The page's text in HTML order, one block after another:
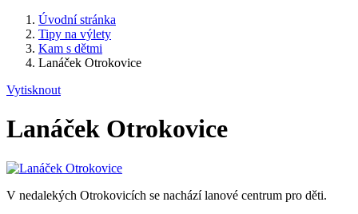
Úvodní stránka
Tipy na výlety
Kam s dětmi
Lanáček Otrokovice
Vytisknout
Lanáček Otrokovice
V nedalekých Otrokovicích se nachází lanové centrum pro děti.